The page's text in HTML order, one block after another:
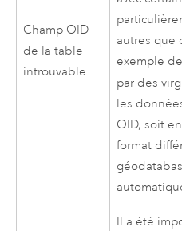
Champ OID
de la table
introuvable.
autres que
exemple
par des
les
OID, soit
format
Il a été